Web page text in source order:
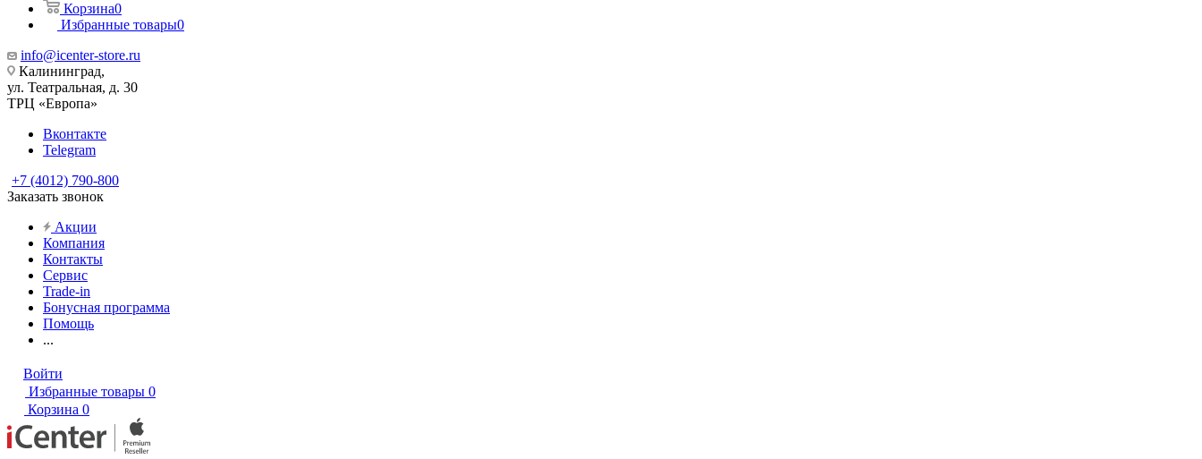
Корзина0
Избранные товары0
info@icenter-store.ru
Калининград,
ул. Театральная, д. 30
ТРЦ «Европа»
Вконтакте
Telegram
+7 (4012) 790-800
Заказать звонок
Акции
Компания
Контакты
Сервис
Trade-in
Бонусная программа
Помощь
...
Войти
Избранные товары 0
Корзина 0